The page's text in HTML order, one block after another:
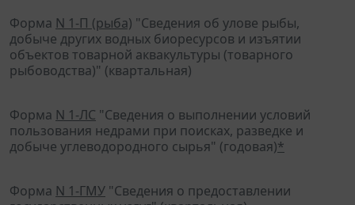
Форма N 1-П (рыба) "Сведения об улове рыбы,
добыче других водных биоресурсов и изъятии
объектов товарной аквакультуры (товарного
рыбоводства)" (квартальная)
Форма N 1-ЛС "Сведения о выполнении условий
пользования недрами при поисках, разведке и
добыче углеводородного сырья" (годовая)*
Форма N 1-ГМУ "Сведения о предоставлении